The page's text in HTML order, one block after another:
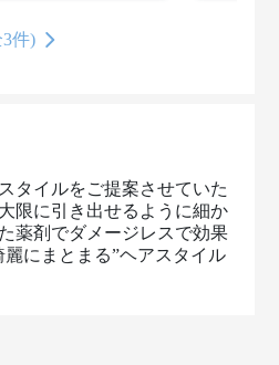
件)
タイルをご提案させていた
限に引き出せるように細か
薬剤でダメージレスで効果
にまとまる”ヘアスタイル